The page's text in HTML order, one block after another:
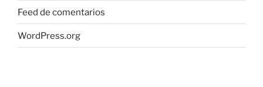
Feed de comentarios
WordPress.org